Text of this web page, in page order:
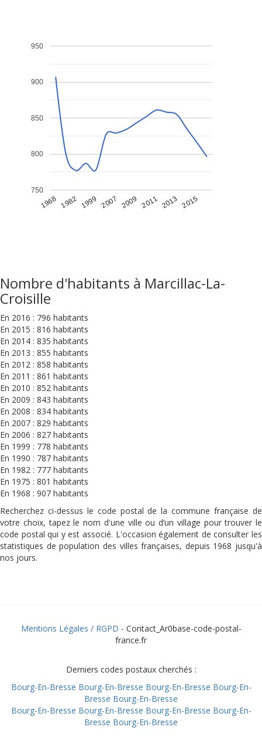
1968 1982 1999 2007 2009 2011 2013 2015
750
800
850
900
950
Nombre d'habitants à Marcillac-La-
Croisille
En 2016 : 796 habitants
En 2015 : 816 habitants
En 2014 : 835 habitants
En 2013 : 855 habitants
En 2012 : 858 habitants
En 2011 : 861 habitants
En 2010 : 852 habitants
En 2009 : 843 habitants
En 2008 : 834 habitants
En 2007 : 829 habitants
En 2006 : 827 habitants
En 1999 : 778 habitants
En 1990 : 787 habitants
En 1982 : 777 habitants
En 1975 : 801 habitants
En 1968 : 907 habitants
Recherchez ci-dessus le code postal de la commune française de
votre choix, tapez le nom d'une ville ou d’un village pour trouver le
code postal qui y est associé. L'occasion également de consulter les
statistiques de population des villes françaises, depuis 1968 jusqu'à
nos jours.
Mentions Légales / RGPD - Contact_Ar0base-code-postal-
france.fr
Derniers codes postaux cherchés :
Bourg-En-Bresse Bourg-En-Bresse Bourg-En-Bresse Bourg-En-
Bresse Bourg-En-Bresse
Bourg-En-Bresse Bourg-En-Bresse Bourg-En-Bresse Bourg-En-
Bresse Bourg-En-Bresse